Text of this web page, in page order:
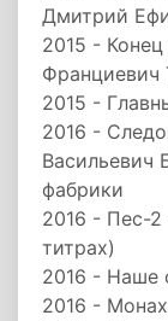
Дмитрий
2015 -
Франциевич
2015 -
2016 -
Васильевич
фабрики
2016 - Пес-
титрах)
2016 - Наше
2016 -